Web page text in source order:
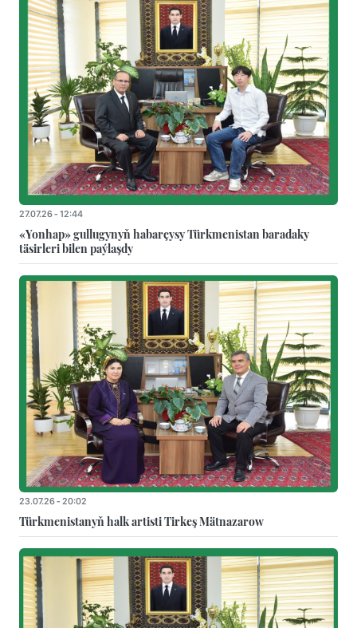
27.07.26 - 12:44
«Yonhap» gullugynyň habarçysy Türkmenistan baradaky
täsirleri bilen paýlaşdy
23.07.26 - 20:02
Türkmenistanyň halk artisti Tirkeş Mätnazarow